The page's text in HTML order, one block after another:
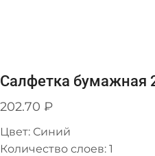
Салфетка бумажная
202.70 ₽
Цвет: Синий
Количество слоев: 1